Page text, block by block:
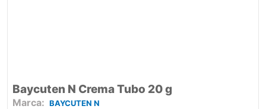
Baycuten N Crema Tubo 20 g
BAYCUTEN N